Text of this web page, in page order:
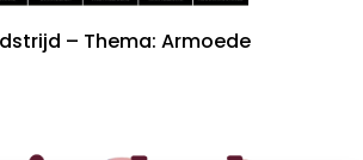
– Thema: Armoede